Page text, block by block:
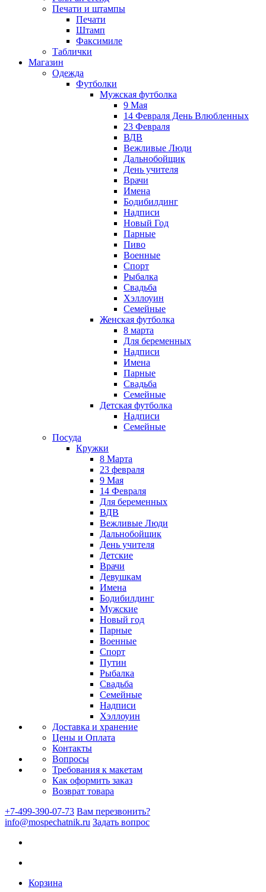
Печати и штампы
Печати
Штамп
Факсимиле
Таблички
Магазин
Одежда
Футболки
Мужская футболка
9 Мая
14 Февраля День Влюбленных
23 Февраля
ВДВ
Вежливые Люди
Дальнобойщик
День учителя
Врачи
Имена
Бодибилдинг
Надписи
Новый Год
Парные
Пиво
Военные
Спорт
Рыбалка
Свадьба
Хэллоуин
Семейные
Женская футболка
8 марта
Для беременных
Надписи
Имена
Парные
Свадьба
Семейные
Детская футболка
Надписи
Семейные
Посуда
Кружки
8 Марта
23 февраля
9 Мая
14 Февраля
Для беременных
ВДВ
Вежливые Люди
Дальнобойщик
День учителя
Детские
Врачи
Девушкам
Имена
Бодибилдинг
Мужские
Новый год
Парные
Военные
Спорт
Путин
Рыбалка
Свадьба
Семейные
Надписи
Хэллоуин
Доставка и хранение
Цены и Оплата
Контакты
Вопросы
Требования к макетам
Как оформить заказ
Возврат товара
+7-499-390-07-73 Вам перезвонить?
info@mospechatnik.ru Задать вопрос
Корзина